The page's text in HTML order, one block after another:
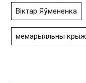
Віктар Яўмененка
мемарыяльны крыж